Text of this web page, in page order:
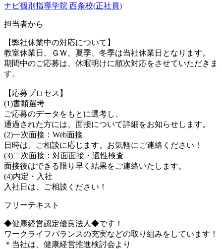
ナビ個別指導学院 西条校(正社員)
担当者から
【弊社休業中の対応について】
教室休業日、ＧＷ、夏季、冬季は当社休業日となります。
期間中のご応募は、休暇明けに順次対応をさせていただきま
す。
【応募プロセス】
(1)書類選考
ご応募のデータをもとに選考し、
通過された方には、面接について詳細をお知らせします。
(2)一次面接：Web面接
日時は、ご相談に応じます。お気軽にご連絡ください！
(3)二次面接：対面面接・適性検査
面接後はできる限り早く結果をご連絡いたします。
(4)内定・入社
入社日は、ご相談ください！
フリーテキスト
◆健康経営認定優良法人◆です！
ワークライフバランスの充実などの取り組みをしています！
＊当社は、健康経営推進検討会より